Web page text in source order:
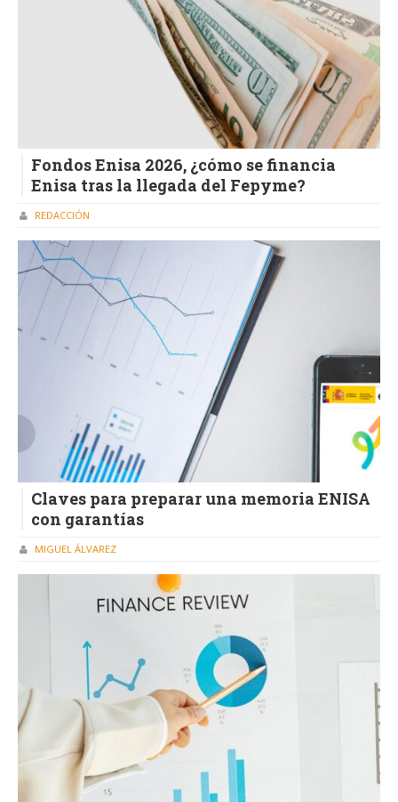
Fondos Enisa 2026, ¿cómo se financia
Enisa tras la llegada del Fepyme?
REDACCIÓN
Claves para preparar una memoria ENISA
con garantías
MIGUEL ÁLVAREZ